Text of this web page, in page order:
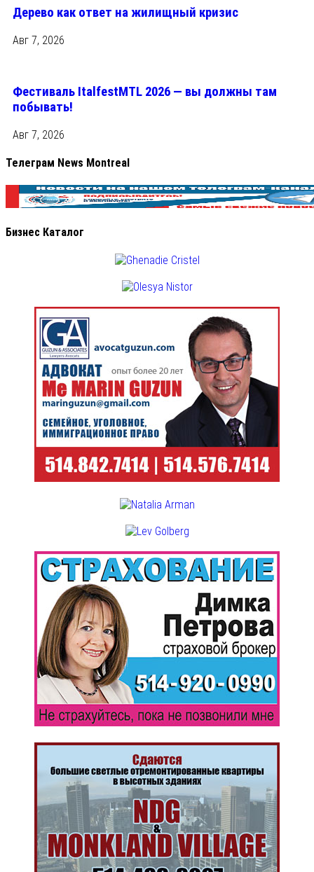
Дерево как ответ на жилищный кризис
Авг 7, 2026
Фестиваль ItalfestMTL 2026 — вы должны там
побывать!
Авг 7, 2026
Телеграм News Montreal
Бизнес Каталог